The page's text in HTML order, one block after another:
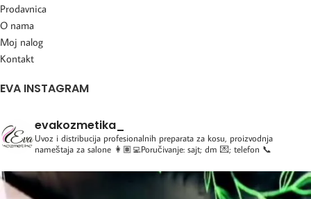
Prodavnica
O nama
Moj nalog
Kontakt
EVA INSTAGRAM
evakozmetika_
Uvoz i distribucija profesionalnih preparata za kosu, proizvodnja
nameštaja za salone 👩🏽‍💻Poručivanje: sajt; dm 💌; telefon 📞